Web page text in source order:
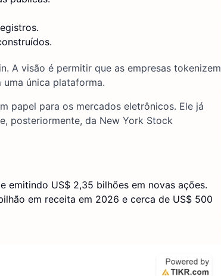
A visão é permitir que as empresas tokenizem
única plataforma.
papel para os mercados eletrônicos. Ele já
posteriormente, da New York Stock
emitindo US$ 2,35 bilhões em novas ações.
em receita em 2026 e cerca de US$ 500